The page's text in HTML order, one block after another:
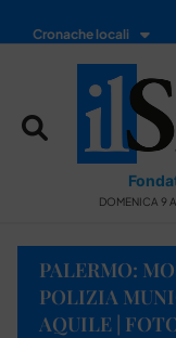
Cronache locali
DOMENICA 9
PALERMO:
POLIZIA
AQUILE |